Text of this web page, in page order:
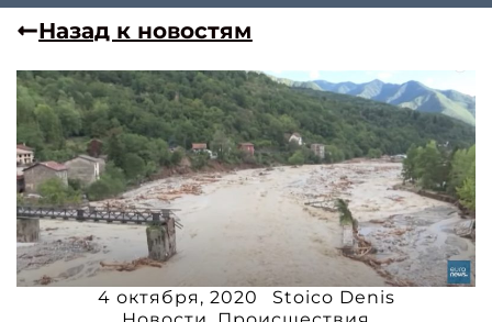
Назад к новостям
4 октября, 2020
Stoico Denis